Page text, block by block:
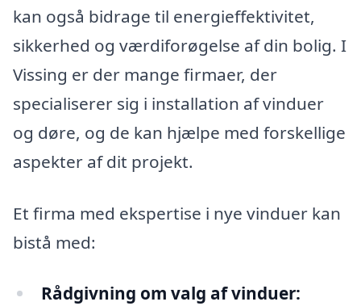
kan også bidrage til energieffektivitet,
sikkerhed og værdiforøgelse af din bolig. I
Vissing er der mange firmaer, der
specialiserer sig i installation af vinduer
og døre, og de kan hjælpe med forskellige
aspekter af dit projekt.
Et firma med ekspertise i nye vinduer kan
bistå med:
Rådgivning om valg af vinduer: